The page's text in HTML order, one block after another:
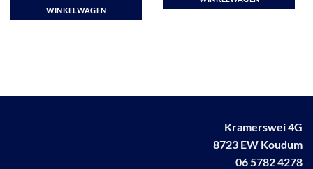
WINKELWAGEN
Kramerswei 4G
8723 EW Koudum
06 5782 4278